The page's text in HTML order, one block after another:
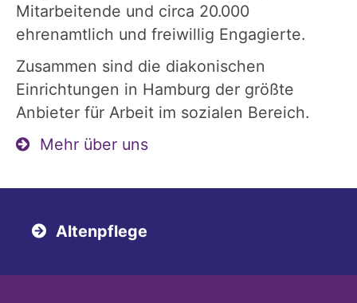
Mitarbeitende und circa 20.000
ehrenamtlich und freiwillig Engagierte.
Zusammen sind die diakonischen
Einrichtungen in Hamburg der größte
Anbieter für Arbeit im sozialen Bereich.
Mehr über uns
Altenpflege